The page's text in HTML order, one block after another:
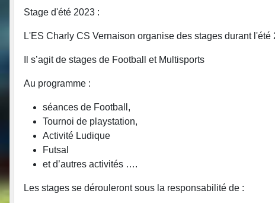
Stage d'été 2023 :
L'ES Charly CS Vernaison organise des stages durant
Il s’agit de stages de Football et Multisports
Au programme :
séances de Football,
Tournoi de playstation,
Activité Ludique
Futsal
et d’autres activités ….
Les stages se dérouleront sous la responsabilité de :